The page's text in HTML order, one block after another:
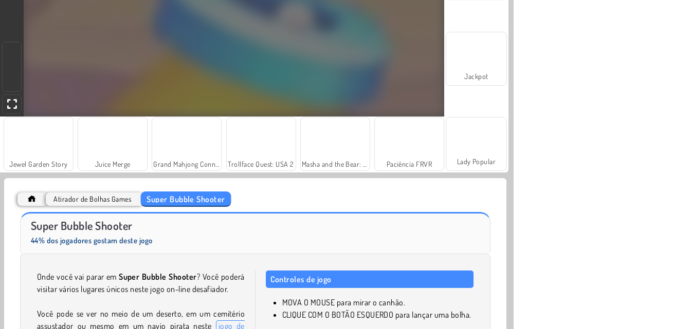
Jewel Garden Story Juice Merge Trollface Quest: USA 2 Paciência FRVR
Jackpot
Lady Popular
Atirador de Bolhas Games Super Bubble Shooter
Super Bubble Shooter
44% dos jogadores gostam deste jogo
Onde você vai parar emSuper Bubble Shooter? Você poderá
visitar vários lugares únicos neste jogo on-line desafiador.
Você pode se ver no meio de um deserto, em um cemitério
assustador ou mesmo em um navio pirata neste
jogo de
Controles de jogo
MOVA O MOUSE para mirar o canhão.
CLIQUE COM O BOTÃO ESQUERDO para lançar uma bolha.